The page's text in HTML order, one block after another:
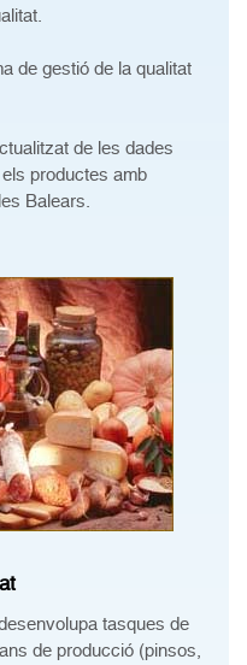
de gestió de la qualitat
de les dades
productes amb
Balears.
tasques de
de producció (pinsos,